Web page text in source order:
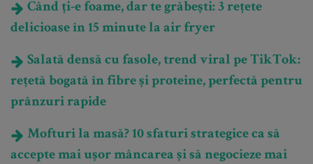
Când ți-e foame, dar te grăbești: 3 rețete
delicioase în 15 minute la air fryer
Salată densă cu fasole, trend viral pe TikTok:
rețetă bogată în fibre și proteine, perfectă pentru
prânzuri rapide
Mofturi la masă? 10 sfaturi strategice ca să
accepte mai ușor mâncarea și să negocieze mai